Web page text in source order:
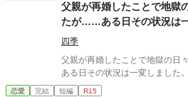
父親が再婚したことで地獄
たが……ある日その状況は一
四季
父親が再婚したことで地獄の
ある日その状況は一変しました。
恋愛 完結 短編 R15